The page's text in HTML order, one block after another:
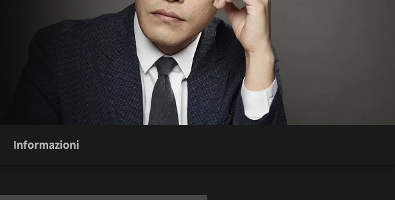
Informazioni